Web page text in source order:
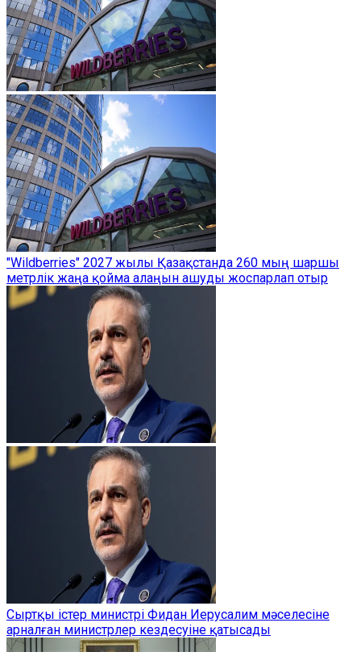
"Wildberries" 2027 жылы Қазақстанда 260 мың шаршы
метрлік жаңа қойма алаңын ашуды жоспарлап отыр
Сыртқы істер министрі Фидан Иерусалим мәселесіне
арналған министрлер кездесуіне қатысады